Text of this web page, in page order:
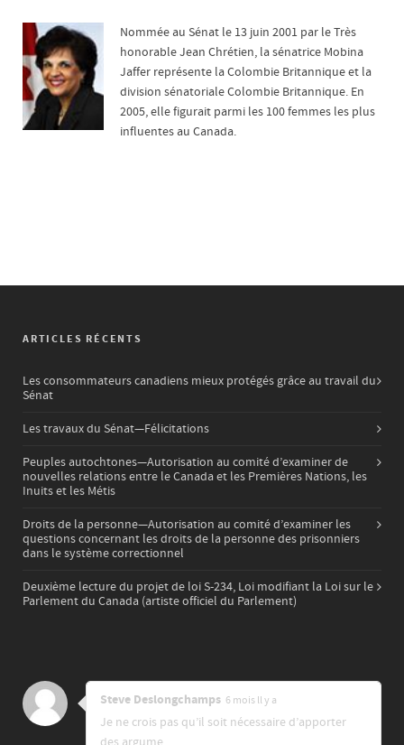
Nommée au Sénat le 13 juin 2001 par le Très
honorable Jean Chrétien, la sénatrice Mobina
Jaffer représente la Colombie Britannique et la
division sénatoriale Colombie Britannique. En
2005, elle figurait parmi les 100 femmes les plus
influentes au Canada.
ARTICLES RÉCENTS
Les consommateurs canadiens mieux protégés grâce au travail du
Sénat
Les travaux du Sénat—Félicitations
Peuples autochtones—Autorisation au comité d’examiner de
nouvelles relations entre le Canada et les Premières Nations, les
Inuits et les Métis
Droits de la personne—Autorisation au comité d’examiner les
questions concernant les droits de la personne des prisonniers
dans le système correctionnel
Deuxième lecture du projet de loi S-234, Loi modifiant la Loi sur le
Parlement du Canada (artiste officiel du Parlement)
Steve Deslongchamps 6 mois ll y a
Je ne crois pas qu’il soit nécessaire d’apporter